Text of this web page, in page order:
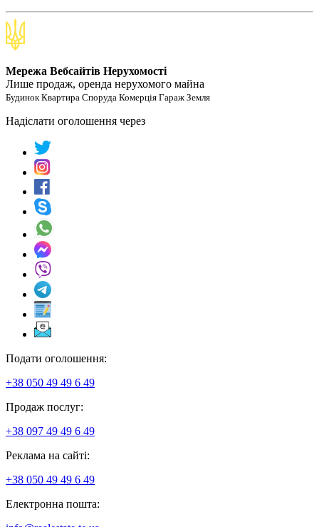
Мережа Вебсайтів Нерухомості
Лише продаж, оренда нерухомого майна
Будинок Квартира Споруда Комерція Гараж Земля
Надіслати оголошення через
Подати оголошення:
+38 050 49 49 6 49
Продаж послуг:
+38 097 49 49 6 49
Реклама на сайті:
+38 050 49 49 6 49
Електронна пошта: